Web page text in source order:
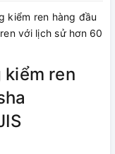
kiểm ren hàng đầu
với lịch sử hơn 60
kiểm ren